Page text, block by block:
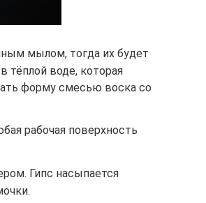
мылом, тогда их будет
тёплой воде, которая
форму смесью воска со
рабочая поверхность
Гипс насыпается